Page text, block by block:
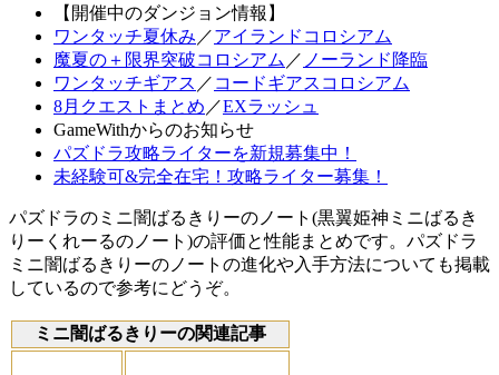
【開催中のダンジョン情報】
ワンタッチ夏休み ／アイランドコロシアム
魔夏の＋限界突破コロシアム ／ ノーランド降臨
ワンタッチギアス ／ コードギアスコロシアム
8月クエストまとめ ／EXラッシュ
GameWithからのお知らせ
パズドラ攻略ライターを新規募集中！
未経験可&完全在宅！攻略ライター募集！
パズドラのミニ闇ばるきりーのノート(黒翼姫神ミニばるき
りーくれーるのノート)の評価と性能まとめです。パズドラ
ミニ闇ばるきりーのノートの進化や入手方法についても掲載
しているので参考にどうぞ。
ミニ闇ばるきりーの関連記事